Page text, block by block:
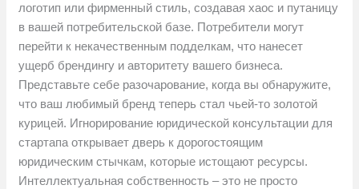
логотип или фирменный стиль, создавая хаос и путаницу
в вашей потребительской базе. Потребители могут
перейти к некачественным подделкам, что нанесет
ущерб брендингу и авторитету вашего бизнеса.
Представьте себе разочарование, когда вы обнаружите,
что ваш любимый бренд теперь стал чьей-то золотой
курицей. Игнорирование юридической консультации для
стартапа открывает дверь к дорогостоящим
юридическим стычкам, которые истощают ресурсы.
Интеллектуальная собственность – это не просто